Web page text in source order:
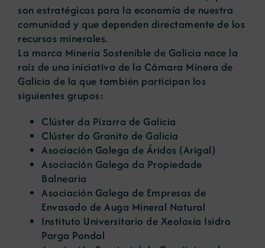
son estratégicas para la economía de nuestra
comunidad y que dependen directamente de los
recursos minerales.
La marca Minería Sostenible de Galicia nace la
raíz de una iniciativa de la Cámara Minera de
Galicia de la que también participan los
siguientes grupos:
Clúster da Pizarra de Galicia
Clúster do Granito de Galicia
Asociación Galega de Áridos (Arigal)
Asociación Galega da Propiedade
Balnearia
Asociación Galega de Empresas de
Envasado de Auga Mineral Natural
Instituto Universitario de Xeoloxía Isidro
Parga Pondal